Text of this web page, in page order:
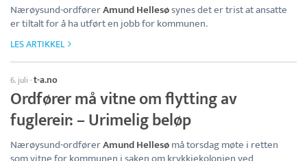
Nærøysund-ordførerAmund Hellesøsynes det er trist at ansatte
er tiltalt for å ha utført en jobb for kommunen.
LES ARTIKKEL
6. juli ·t-a.no
Ordfører må vitne om flytting av
fuglereir: – Urimelig beløp
Nærøysund-ordførerAmund Hellesømå torsdag møte i retten